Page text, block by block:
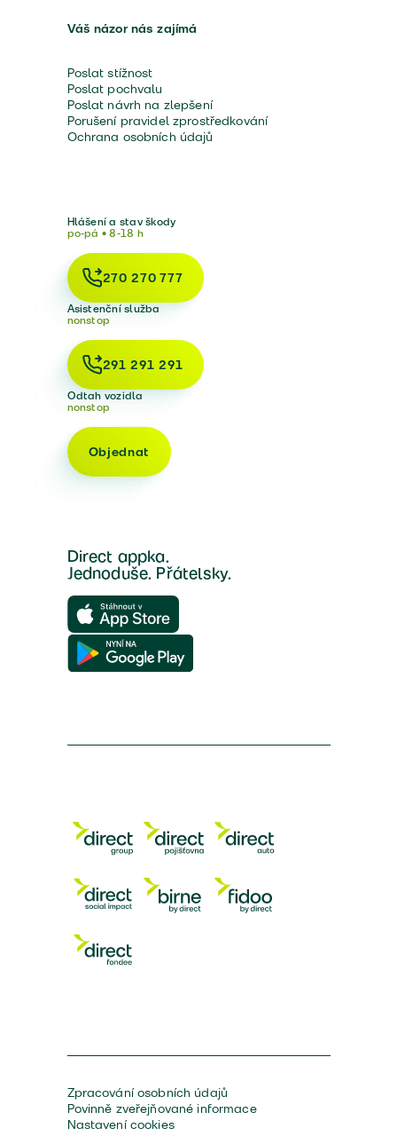
Váš názor nás zajímá
Poslat stížnost
Poslat pochvalu
Poslat návrh na zlepšení
Porušení pravidel zprostředkování
Ochrana osobních údajů
Hlášení a stav škody
po-pá • 8-18 h
270 270 777
Asistenční služba
nonstop
291 291 291
Odtah vozidla
nonstop
Objednat
Direct appka.
Jednoduše. Přátelsky.
Zpracování osobních údajů
Povinně zveřejňované informace
Nastavení cookies